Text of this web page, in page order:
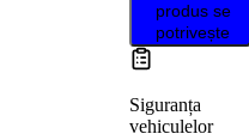
produs se
potrivește
Siguranța
vehiculelor